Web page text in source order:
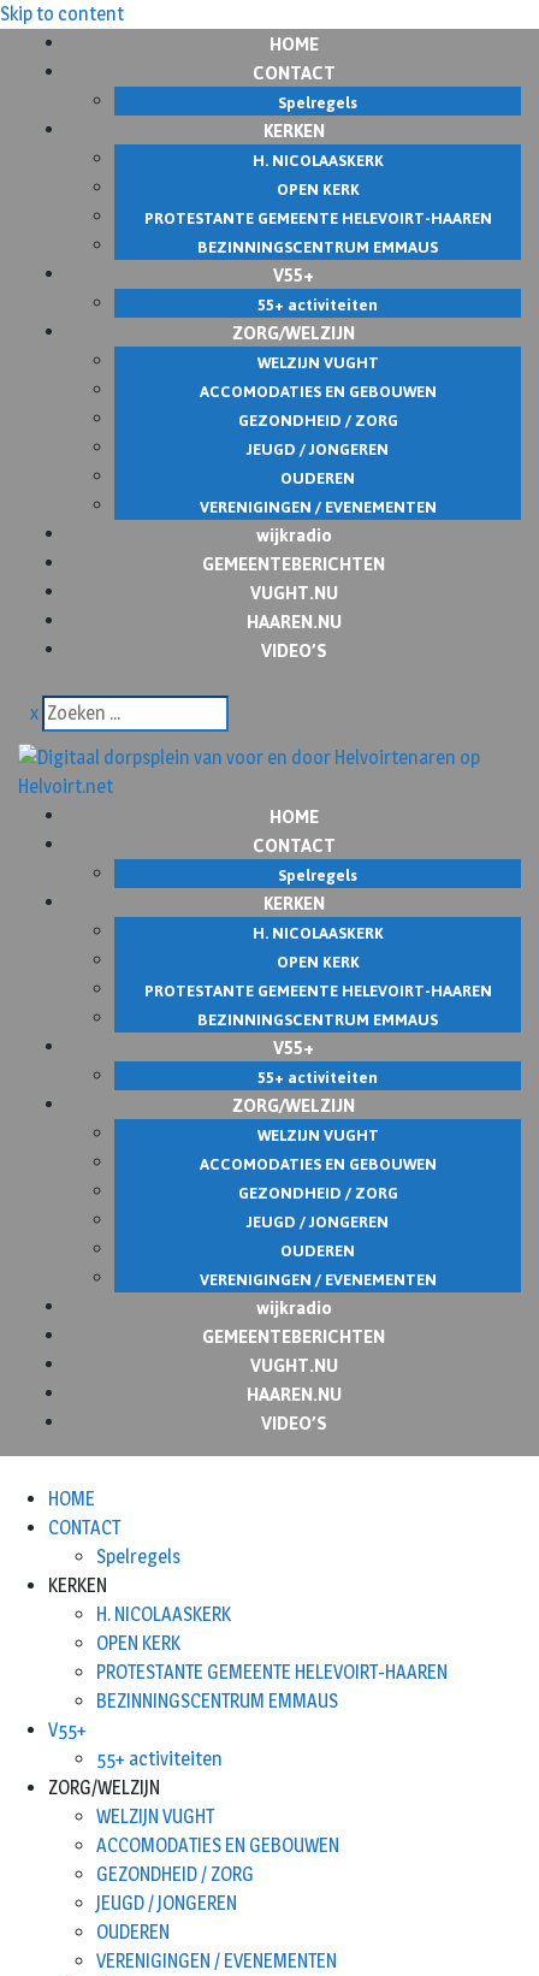
Skip to content
HOME
CONTACT
Spelregels
KERKEN
H. NICOLAASKERK
OPEN KERK
PROTESTANTE GEMEENTE HELEVOIRT-HAAREN
BEZINNINGSCENTRUM EMMAUS
V55+
55+ activiteiten
ZORG/WELZIJN
WELZIJN VUGHT
ACCOMODATIES EN GEBOUWEN
GEZONDHEID / ZORG
JEUGD / JONGEREN
OUDEREN
VERENIGINGEN / EVENEMENTEN
wijkradio
GEMEENTEBERICHTEN
VUGHT.NU
HAAREN.NU
VIDEO’S
x
HOME
CONTACT
Spelregels
KERKEN
H. NICOLAASKERK
OPEN KERK
PROTESTANTE GEMEENTE HELEVOIRT-HAAREN
BEZINNINGSCENTRUM EMMAUS
V55+
55+ activiteiten
ZORG/WELZIJN
WELZIJN VUGHT
ACCOMODATIES EN GEBOUWEN
GEZONDHEID / ZORG
JEUGD / JONGEREN
OUDEREN
VERENIGINGEN / EVENEMENTEN
wijkradio
GEMEENTEBERICHTEN
VUGHT.NU
HAAREN.NU
VIDEO’S
HOME
CONTACT
Spelregels
KERKEN
H. NICOLAASKERK
OPEN KERK
PROTESTANTE GEMEENTE HELEVOIRT-HAAREN
BEZINNINGSCENTRUM EMMAUS
V55+
55+ activiteiten
ZORG/WELZIJN
WELZIJN VUGHT
ACCOMODATIES EN GEBOUWEN
GEZONDHEID / ZORG
JEUGD / JONGEREN
OUDEREN
VERENIGINGEN / EVENEMENTEN